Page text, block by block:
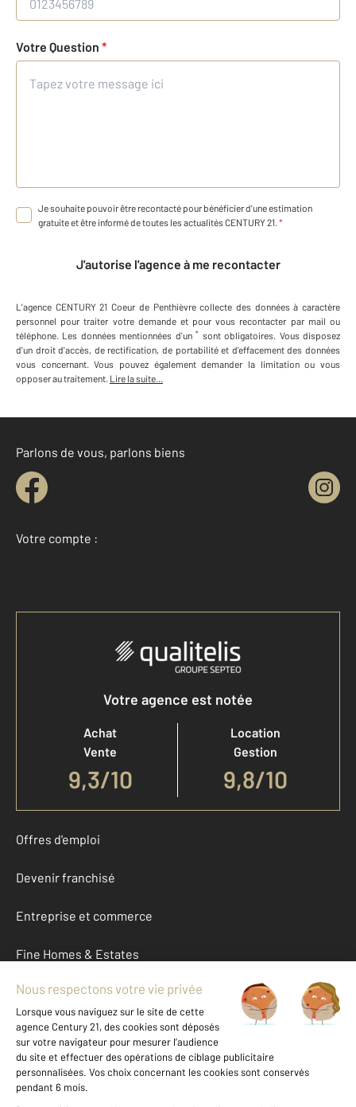
Votre Question *
Je souhaite pouvoir être recontacté pour bénéficier d'une estimation
gratuite et être informé de toutes les actualités CENTURY 21. *
J'autorise l'agence à me recontacter
L'agence CENTURY 21 Coeur de Penthièvre collecte des données à caractère
personnel pour traiter votre demande et pour vous recontacter par mail ou
téléphone. Les données mentionnées d'un * sont obligatoires. Vous disposez
d'un droit d'accès, de rectification, de portabilité et d'effacement des données
vous concernant. Vous pouvez également demander la limitation ou vous
opposer au traitement. Lire la suite...
Parlons de vous, parlons biens
Votre compte :
Accéder à mon compte
Votre agence est notée
Achat
Vente
9,3/10
Location
Gestion
9,8/10
Offres d'emploi
Devenir franchisé
Entreprise et commerce
Fine Homes & Estates
À propos
International
Nous contacter